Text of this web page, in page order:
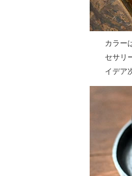
カラー
セサリ
イデア